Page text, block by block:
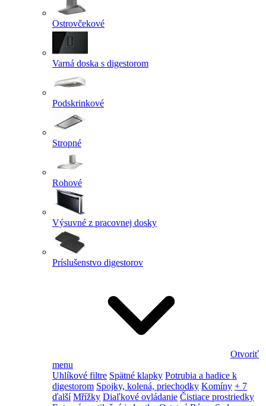
Ostrovčekové
Varná doska s digestorom
Podskrinkové
Stropné
Rohové
Výsuvné z pracovnej dosky
Príslušenstvo digestorov
Otvoriť
menu
Uhlíkové filtre Spätné klapky Potrubia a hadice k
digestorom Spojky, kolená, priechodky Komíny + 7
ďalší Mřížky Diaľkové ovládanie Čistiace prostriedky